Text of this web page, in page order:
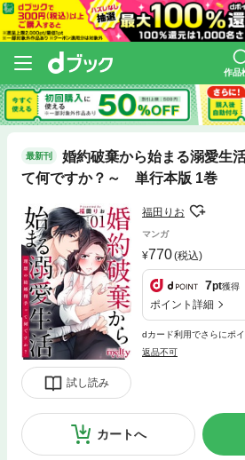
作品
最新刊
婚約破棄から始まる溺愛生
て何ですか？～ 単行本版 1巻
試し読み
福田りお
マンガ
770(税込)
7pt獲得
ポイント詳細
dカード利用でさらにポ
返品不可
カートへ